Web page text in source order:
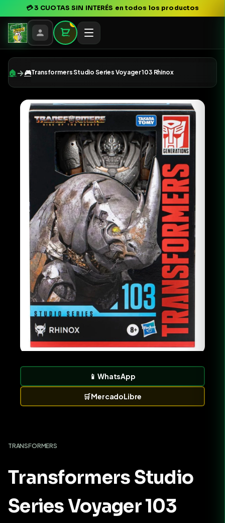
💳3 CUOTAS SIN INTERÉS en todos los productos
0
🏠 →🎮Transformers Studio Series Voyager 103 Rhinox
📱WhatsApp
🛒MercadoLibre
TRANSFORMERS
Transformers Studio
Series Voyager 103